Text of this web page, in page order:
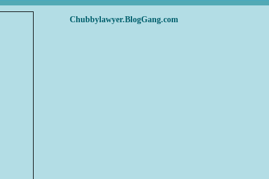
Chubbylawyer.BlogGang.com